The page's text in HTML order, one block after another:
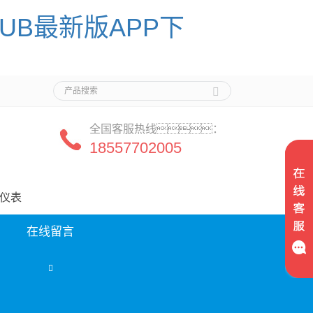
最新版APP下
表
全国客服热线：
18557702005
在线留言